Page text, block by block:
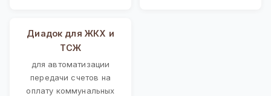
Диадок для ЖКХ и
ТСЖ
для автоматизации
передачи счетов на
оплату коммунальных